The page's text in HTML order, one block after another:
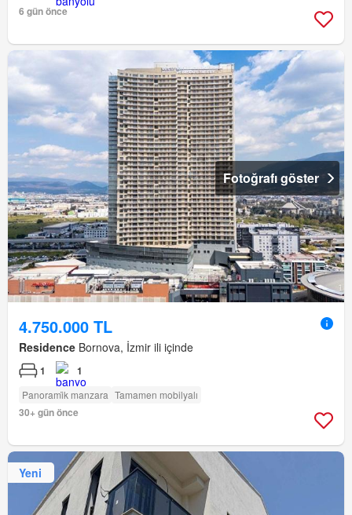
6 gün önce
Fotoğrafı göster
4.750.000 TL
Residence Bornova, İzmir ili içinde
1 1
Panorami̇k manzara Tamamen mobilyalı
30+ gün önce
Yeni